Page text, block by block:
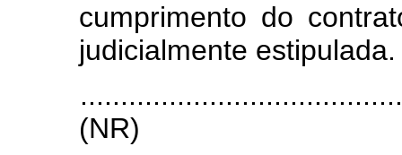
cumprimento do
judicialmente estipulada.
(NR)